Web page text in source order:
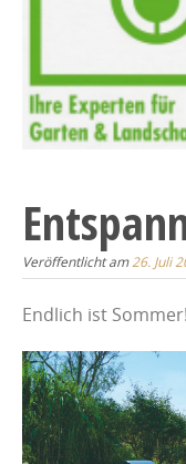
Veröffentlicht am26. Juli
Endlich ist Sommer!